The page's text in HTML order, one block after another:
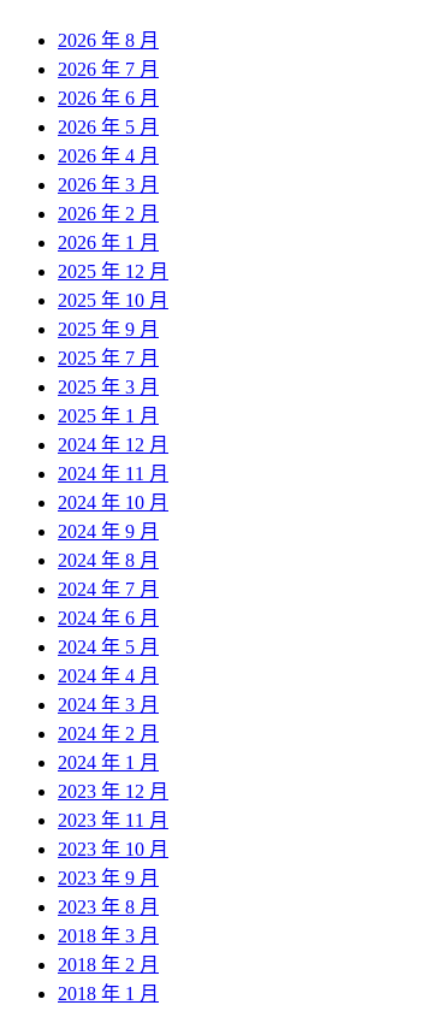
2026 年 8 月
2026 年 7 月
2026 年 6 月
2026 年 5 月
2026 年 4 月
2026 年 3 月
2026 年 2 月
2026 年 1 月
2025 年 12 月
2025 年 10 月
2025 年 9 月
2025 年 7 月
2025 年 3 月
2025 年 1 月
2024 年 12 月
2024 年 11 月
2024 年 10 月
2024 年 9 月
2024 年 8 月
2024 年 7 月
2024 年 6 月
2024 年 5 月
2024 年 4 月
2024 年 3 月
2024 年 2 月
2024 年 1 月
2023 年 12 月
2023 年 11 月
2023 年 10 月
2023 年 9 月
2023 年 8 月
2018 年 3 月
2018 年 2 月
2018 年 1 月